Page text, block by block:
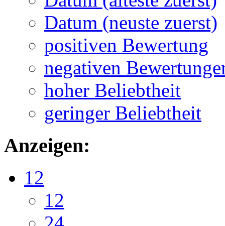
Datum (neuste zuerst)
positiven Bewertung
negativen
hoher Beliebtheit
geringer Beliebtheit
Anzeigen:
12
12